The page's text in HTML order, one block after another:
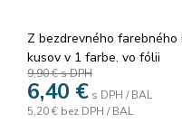
Z bezdrevného
kusov v 1 farbe. vo fólii
9,90 €s DPH
6,40 € s DPH / BAL
5,20 € bez DPH / BAL